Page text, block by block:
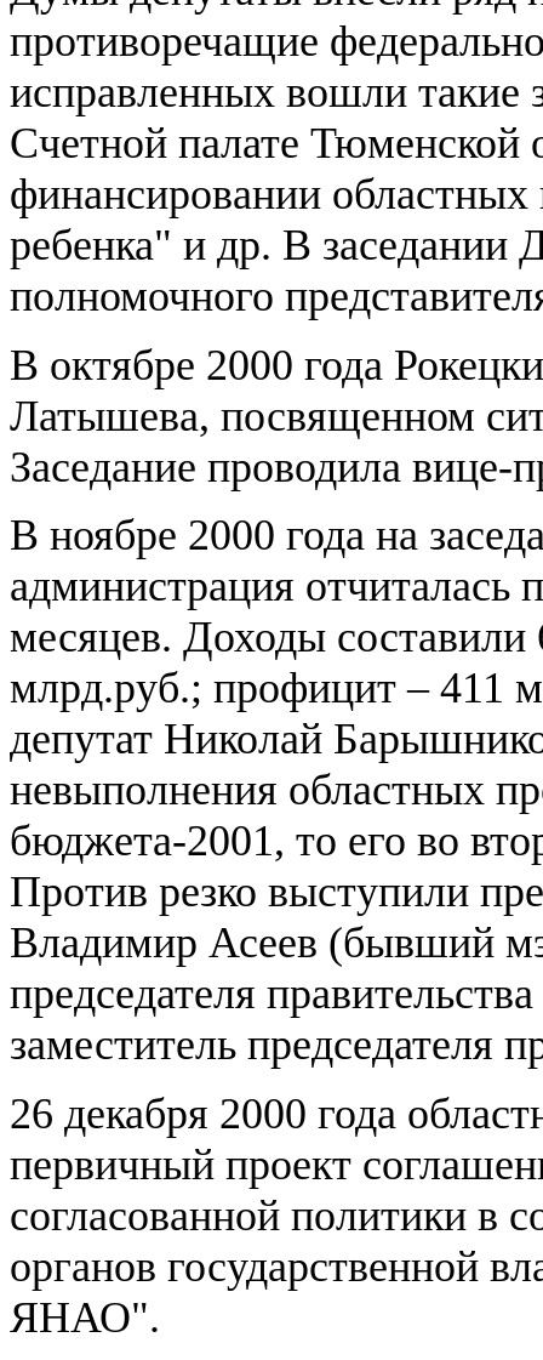
противоречащие
исправленных вошли
Счетной палате
финансировании
ребенка" и др. В заседании
полномочного
В октябре 2000 года
Латышева, посвященном
Заседание проводила
В ноябре 2000 года на
администрация
месяцев. Доходы
млрд.руб.; профицит – 411
депутат Николай
невыполнения областных
бюджета-2001, то его во
Против резко выступили
Владимир Асеев (бывший
председателя
заместитель председателя
26 декабря 2000 года
первичный проект
согласованной политики в
органов государственной
ЯНАО".